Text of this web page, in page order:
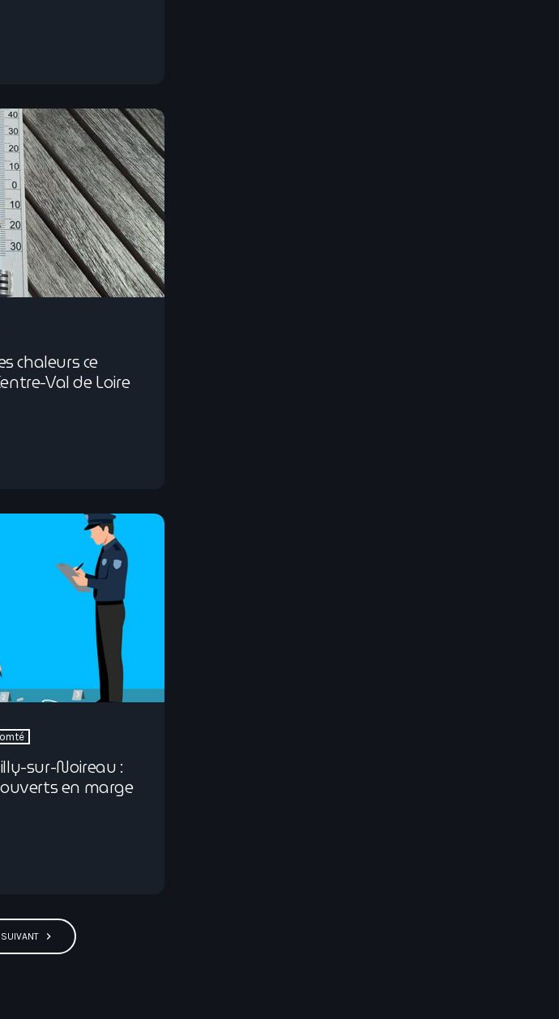
chaleurs ce
Val de Loire
sur-Noireau :
en marge
SUIVANT navigate_next